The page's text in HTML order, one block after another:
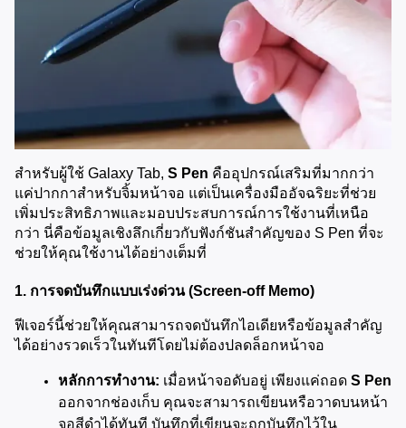
สำหรับผู้ใช้ Galaxy Tab, S Pen คืออุปกรณ์เสริมที่มากกว่า
แค่ปากกาสำหรับจิ้มหน้าจอ แต่เป็นเครื่องมืออัจฉริยะที่ช่วย
เพิ่มประสิทธิภาพและมอบประสบการณ์การใช้งานที่เหนือ
กว่า นี่คือข้อมูลเชิงลึกเกี่ยวกับฟังก์ชันสำคัญของ S Pen ที่จะ
ช่วยให้คุณใช้งานได้อย่างเต็มที่
1. การจดบันทึกแบบเร่งด่วน (Screen-off Memo)
ฟีเจอร์นี้ช่วยให้คุณสามารถจดบันทึกไอเดียหรือข้อมูลสำคัญ
ได้อย่างรวดเร็วในทันทีโดยไม่ต้องปลดล็อกหน้าจอ
หลักการทำงาน: เมื่อหน้าจอดับอยู่ เพียงแค่ถอด S Pen
ออกจากช่องเก็บ คุณจะสามารถเขียนหรือวาดบนหน้า
จอสีดำได้ทันที บันทึกที่เขียนจะถูกบันทึกไว้ใน